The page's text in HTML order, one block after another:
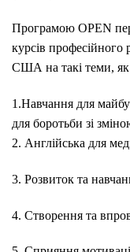
Програмою OPEN
курсів професійного
США на такі теми,
1.Навчання для
для боротьби зі
2. Англійська для
3. Розвиток та
4. Створення та